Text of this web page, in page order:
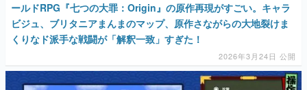
ールドRPG『七つの大罪：Origin』の原作再現がすごい。キャラ
ビジュ、ブリタニアまんまのマップ、原作さながらの大地裂けま
くりなド派手な戦闘が「解釈一致」すぎた！
2026年3月24日 公開